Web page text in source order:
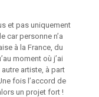
et pas uniquement
car personne n’a
à la France, du
moment où j’ai
artiste, à part
fois l’accord de
un projet fort !